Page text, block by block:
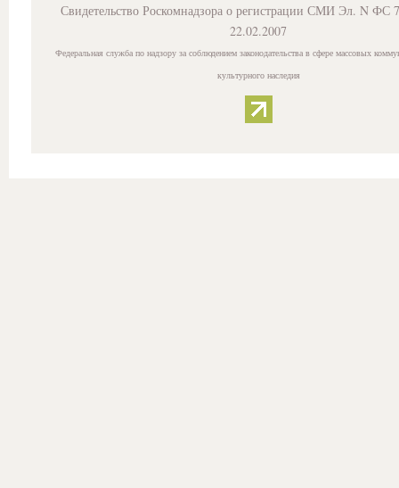
Свидетельство Роскомнадзора о регистрации СМИ Эл. N ФС
22.02.2007
Федеральная служба по надзору за соблюдением законодательства в сфере массовых
культурного наследия